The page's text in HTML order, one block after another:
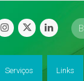
instagram
twitterlinkedin
Serviços Links